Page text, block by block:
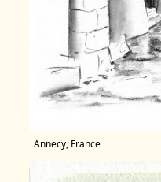
Annecy, France